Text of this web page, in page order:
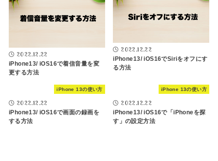
2022.12.22
iPhone13/ iOS16で着信音量を変
更する方法
2022.12.22
iPhone13/ iOS16でSiriをオフにす
る方法
iPhone 13の使い方
2022.12.22
iPhone13/ iOS16で画面の録画を
する方法
iPhone 13の使い方
2022.12.22
iPhone13/ iOS16で「iPhoneを探
す」の設定方法